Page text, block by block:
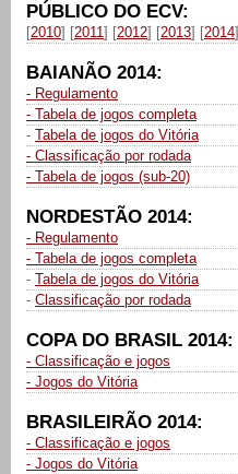
PÚBLICO DO ECV:
[2010] [2011] [2012] [2013] [2014]
BAIANÃO 2014:
- Regulamento
- Tabela de jogos completa
- Tabela de jogos do Vitória
- Classificação por rodada
- Tabela de jogos (sub-20)
NORDESTÃO 2014:
- Regulamento
- Tabela de jogos completa
- Tabela de jogos do Vitória
- Classificação por rodada
COPA DO BRASIL 2014:
- Classificação e jogos
- Jogos do Vitória
BRASILEIRÃO 2014:
- Classificação e jogos
- Jogos do Vitória